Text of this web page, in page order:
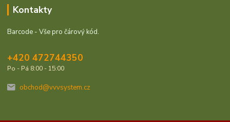
Kontakty
Barcode - Vše pro čárový kód.
+420 472744350
Po - Pá 8:00 - 15:00
obchod@vvvsystem.cz